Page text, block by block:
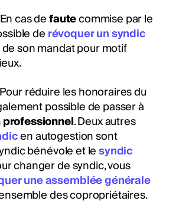
En cas defautecommise par le
derévoquer un syndic
son mandat pour motif
réduire les honoraires du
possible de passer à
. Deux autres
en autogestion sont
bénévole et lesyndic
changer de syndic, vous
une assemblée générale
des copropriétaires.